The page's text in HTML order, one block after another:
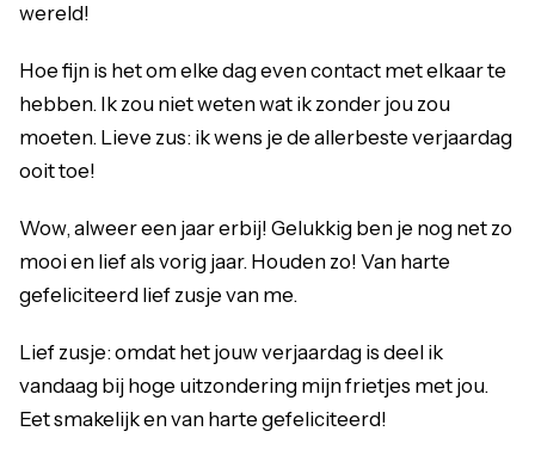
wereld!
Hoe fijn is het om elke dag even contact met elkaar te
hebben. Ik zou niet weten wat ik zonder jou zou
moeten. Lieve zus: ik wens je de allerbeste verjaardag
ooit toe!
Wow, alweer een jaar erbij! Gelukkig ben je nog net zo
mooi en lief als vorig jaar. Houden zo! Van harte
gefeliciteerd lief zusje van me.
Lief zusje: omdat het jouw verjaardag is deel ik
vandaag bij hoge uitzondering mijn frietjes met jou.
Eet smakelijk en van harte gefeliciteerd!